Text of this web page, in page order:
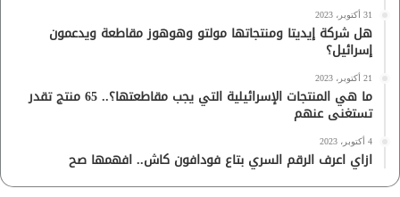
31 أكتوبر، 2023
هل شركة إيديتا ومنتجاتها مولتو وهوهوز مقاطعة ويدعمون
إسرائيل؟
21 أكتوبر، 2023
ما هي المنتجات الإسرائيلية التي يجب مقاطعتها؟.. 65 منتج تقدر
تستغنى عنهم
4 أكتوبر، 2023
ازاي اعرف الرقم السري بتاع فودافون كاش.. افهمها صح